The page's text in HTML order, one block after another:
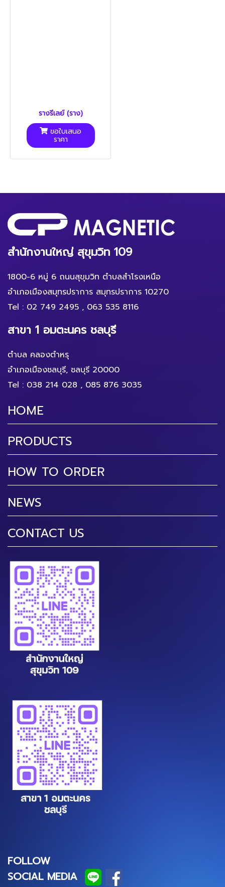
รางรีเลย์ (ราง)
ขอใบเสนอ
ราคา
สำนักงานใหญ่ สุขุมวิท 109
1800-6 หมู่ 6 ถนนสุขุมวิท ตำบลสำโรงเหนือ
อำเภอเมืองสมุทรปราการ สมุทรปราการ 10270
Tel : 02 749 2495 , 063 535 8116
สาขา 1 อมตะนคร ชลบุรี
ตำบล คลองตำหรุ
อำเภอเมืองชลบุรี, ชลบุรี 20000
Tel : 038 214 028 , 085 876 3035
HOME
PRODUCTS
HOW TO ORDER
NEWS
CONTACT US
FOLLOW
SOCIAL MEDIA